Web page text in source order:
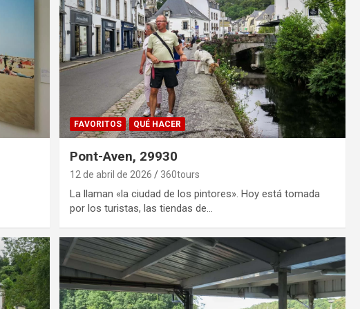
FAVORITOS QUÉ HACER
Pont-Aven, 29930
12 de abril de 2026 360tours
La llaman «la ciudad de los pintores». Hoy está tomada
por los turistas, las tiendas de…